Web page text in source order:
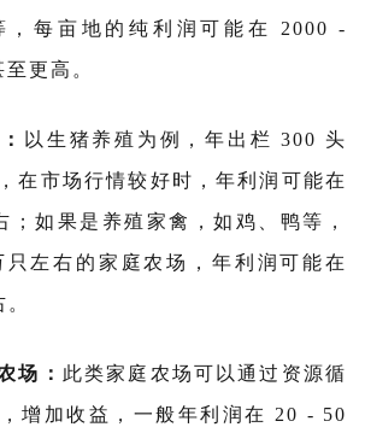
，每亩地的纯利润可能在 2000 -
更高。
以生猪养殖为例，年出栏 300 头
在市场行情较好时，年利润可能在
如果是养殖家禽，如鸡、鸭等，
左右的家庭农场，年利润可能在
场： 此类家庭农场可以通过资源循
增加收益，一般年利润在 20 - 50